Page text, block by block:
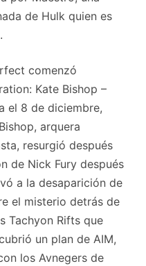
de Hulk quien es
comenzó
Kate Bishop –
el 8 de diciembre,
arquera
resurgió después
de Nick Fury después
a la desaparición de
el misterio detrás de
Tachyon Rifts que
un plan de AIM,
los Avnegers de